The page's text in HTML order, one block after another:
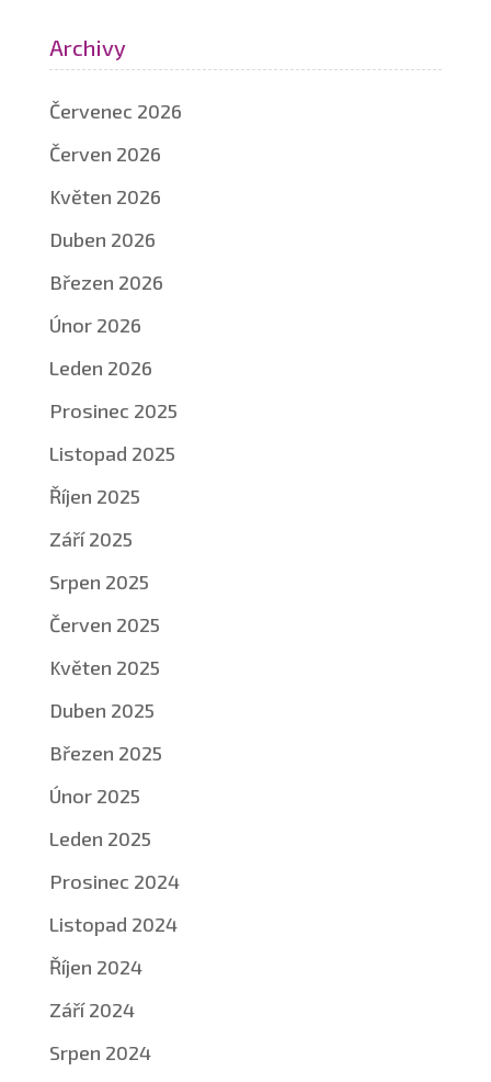
Archivy
Červenec 2026
Červen 2026
Květen 2026
Duben 2026
Březen 2026
Únor 2026
Leden 2026
Prosinec 2025
Listopad 2025
Říjen 2025
Září 2025
Srpen 2025
Červen 2025
Květen 2025
Duben 2025
Březen 2025
Únor 2025
Leden 2025
Prosinec 2024
Listopad 2024
Říjen 2024
Září 2024
Srpen 2024